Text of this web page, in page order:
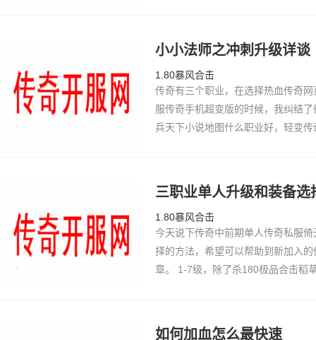
小小法师之冲刺升级详谈
1.80暴风合击
传奇有三个职业，在选择热血传奇
服传奇手机超变版的时候，我纠结
兵天下小说地图什么职业好，轻变
三职业单人升级和装备选
1.80暴风合击
今天说下传奇中前期单人传奇私服
择的方法，希望可以帮助到新加入
章。 1-7级，除了杀180极品合击稻
如何加血怎么最快速